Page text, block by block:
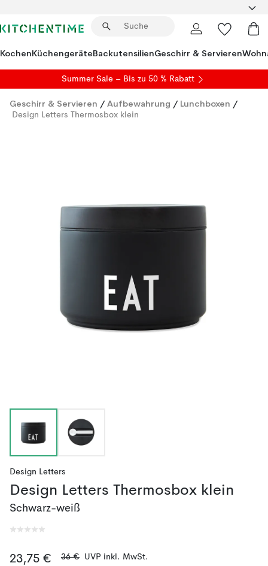
KochenKüchengeräteBackutensilienGeschirr & Servieren
Summer Sale – Bis zu 50 % Rabatt
Geschirr & Servieren / Aufbewahrung / Lunchboxen /
Design Letters Thermosbox klein
Design Letters
Design Letters Thermosbox klein
Schwarz-weiß
23,75 € 36 € UVP inkl. MwSt.